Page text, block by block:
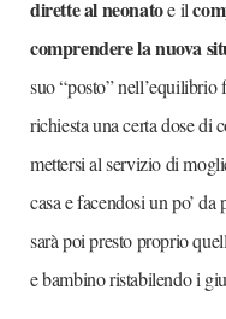
dirette al neonatoe il
comprendere la nuova
suo “posto”
richiesta una certa dose di
mettersi al servizio di
casa e facendosi un po’
sarà poi presto proprio
e bambino ristabilendo i